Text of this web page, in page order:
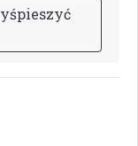
yśpieszyć